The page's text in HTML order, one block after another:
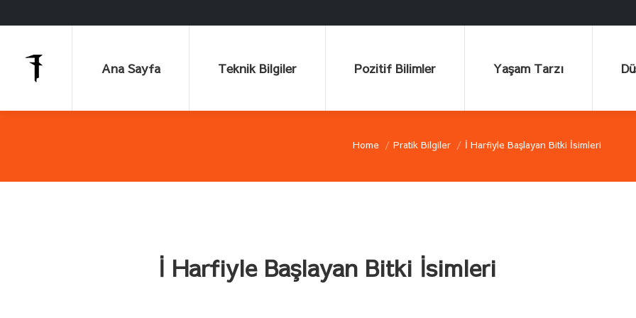
Ana Sayfa Teknik Bilgiler Pozitif Bilimler Yaşam Tarzı
You are here:
Home Pratik Bilgiler İ Harfiyle Başlayan Bitki İsimleri
İ Harfiyle Başlayan Bitki İsimleri